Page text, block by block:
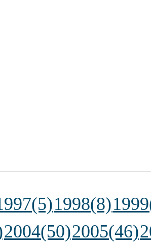
1998(8)
2004(50)2005(46)